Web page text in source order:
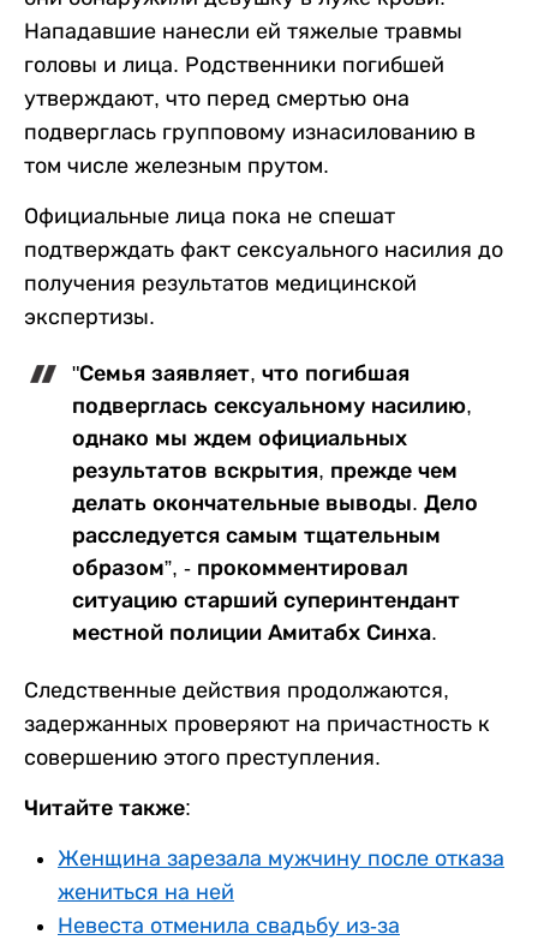
Нападавшие нанесли ей тяжелые травмы
головы и лица. Родственники погибшей
утверждают, что перед смертью она
подверглась групповому изнасилованию в
том числе железным прутом.
Официальные лица пока не спешат
подтверждать факт сексуального насилия до
получения результатов медицинской
экспертизы.
"Семья заявляет, что погибшая
подверглась сексуальному насилию,
однако мы ждем официальных
результатов вскрытия, прежде чем
делать окончательные выводы. Дело
расследуется самым тщательным
образом”, - прокомментировал
ситуацию старший суперинтендант
местной полиции Амитабх Синха.
Следственные действия продолжаются,
задержанных проверяют на причастность к
совершению этого преступления.
Читайте также:
Женщина зарезала мужчину после отказа
жениться на ней
Невеста отменила свадьбу из-за